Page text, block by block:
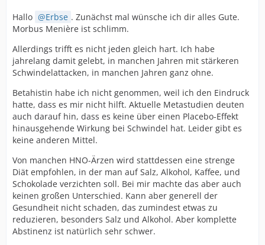
Hallo Erbse . Zunächst mal wünsche ich dir alles Gute.
Morbus Menière ist schlimm.
Allerdings trifft es nicht jeden gleich hart. Ich habe
jahrelang damit gelebt, in manchen Jahren mit stärkeren
Schwindelattacken, in manchen Jahren ganz ohne.
Betahistin habe ich nicht genommen, weil ich den Eindruck
hatte, dass es mir nicht hilft. Aktuelle Metastudien deuten
auch darauf hin, dass es keine über einen Placebo-Effekt
hinausgehende Wirkung bei Schwindel hat. Leider gibt es
keine anderen Mittel.
Von manchen HNO-Ärzen wird stattdessen eine strenge
Diät empfohlen, in der man auf Salz, Alkohol, Kaffee, und
Schokolade verzichten soll. Bei mir machte das aber auch
keinen großen Unterschied. Kann aber generell der
Gesundheit nicht schaden, das zumindest etwas zu
reduzieren, besonders Salz und Alkohol. Aber komplette
Abstinenz ist natürlich sehr schwer.